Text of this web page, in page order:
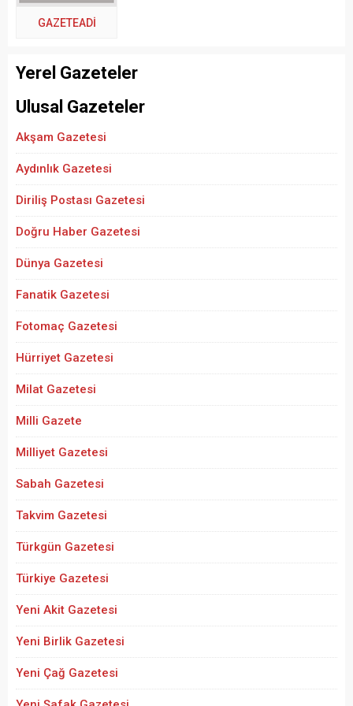
GAZETEADI
Yerel Gazeteler
Ulusal Gazeteler
Akşam Gazetesi
Aydınlık Gazetesi
Diriliş Postası Gazetesi
Doğru Haber Gazetesi
Dünya Gazetesi
Fanatik Gazetesi
Fotomaç Gazetesi
Hürriyet Gazetesi
Milat Gazetesi
Milli Gazete
Milliyet Gazetesi
Sabah Gazetesi
Takvim Gazetesi
Türkgün Gazetesi
Türkiye Gazetesi
Yeni Akit Gazetesi
Yeni Birlik Gazetesi
Yeni Çağ Gazetesi